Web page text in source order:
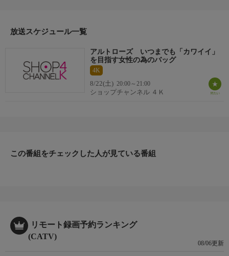
＊ライブ放送につき、番組および商品内容に変更が生じる場合も
ＨＰ：https://www.shopch.jp
放送スケジュール一覧
アルトローズ いつまでも「カワイイ」
を目指す女性の為のバッグ
4K
8/22(土) 20:00～21:00
ショップチャンネル ４Ｋ
この番組をチェックした人が見ている番組
リモート録画予約ランキング
(CATV)
08/06更新